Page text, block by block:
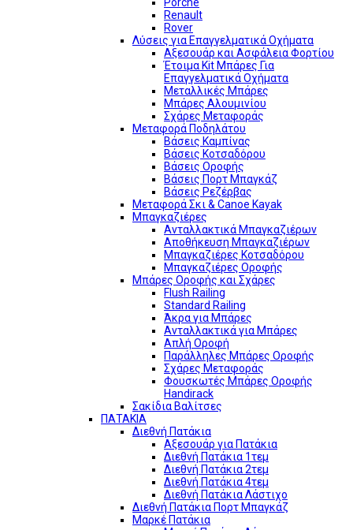
Renault
Rover
Λύσεις για Επαγγελματικά Οχήματα
Αξεσουάρ και Ασφάλεια Φορτίου
Έτοιμα Kit Μπάρες Για
Επαγγελματικά Οχήματα
Μεταλλικές Μπάρες
Μπάρες Αλουμινίου
Σχάρες Μεταφοράς
Μεταφορά Ποδηλάτου
Βάσεις Καμπίνας
Βάσεις Κοτσαδόρου
Βάσεις Οροφής
Βάσεις Πορτ Μπαγκάζ
Βάσεις Ρεζέρβας
Μεταφορά Σκι & Canoe Kayak
Μπαγκαζιέρες
Ανταλλακτικά Μπαγκαζιέρων
Αποθήκευση Μπαγκαζιέρων
Μπαγκαζιέρες Κοτσαδόρου
Μπαγκαζιέρες Οροφής
Μπάρες Οροφής και Σχάρες
Flush Railing
Standard Railing
Άκρα για Μπάρες
Ανταλλακτικά για Μπάρες
Απλή Οροφή
Παράλληλες Μπάρες Οροφής
Σχάρες Μεταφοράς
Φουσκωτές Μπάρες Οροφής
Handirack
Σακίδια Βαλίτσες
ΠΑΤΑΚΙΑ
Διεθνή Πατάκια
Αξεσουάρ για Πατάκια
Διεθνή Πατάκια 1τεμ
Διεθνή Πατάκια 2τεμ
Διεθνή Πατάκια 4τεμ
Διεθνή Πατάκια Λάστιχο
Διεθνή Πατάκια Πορτ Μπαγκάζ
Μαρκέ Πατάκια